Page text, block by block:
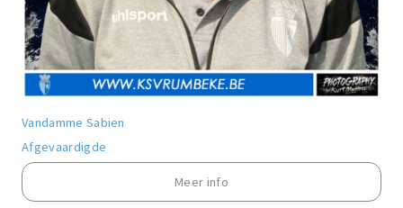
Vandamme Sabien
Afgevaardigde
Meer info